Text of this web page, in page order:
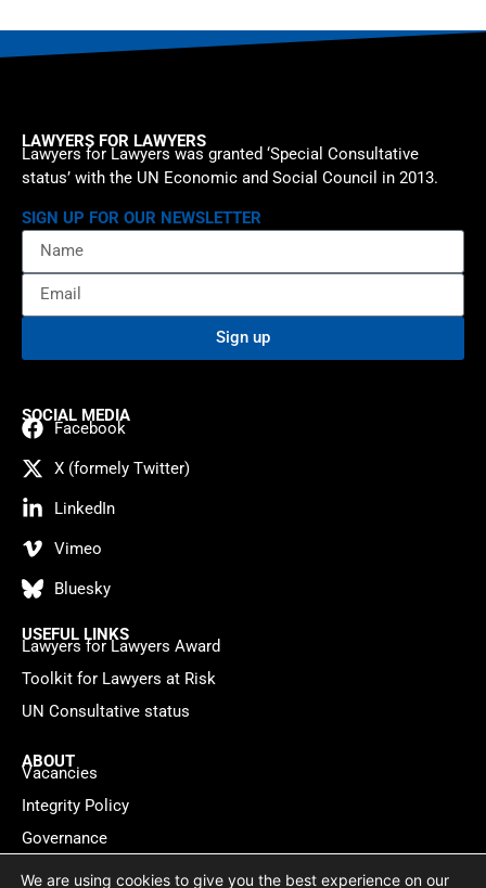
LAWYERS FOR LAWYERS
Lawyers for Lawyers was granted ‘Special Consultative
status’ with the UN Economic and Social Council in 2013.
SIGN UP FOR OUR NEWSLETTER
Sign up
SOCIAL MEDIA
Facebook
X (formely Twitter)
LinkedIn
Vimeo
Bluesky
USEFUL LINKS
Lawyers for Lawyers Award
Toolkit for Lawyers at Risk
UN Consultative status
ABOUT
Vacancies
Integrity Policy
Governance
Contact
We are using cookies to give you the best experience on our